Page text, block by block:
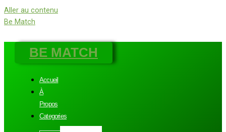
Aller au contenu
Be Match
BE MATCH
Accueil
À
Propos
Categories